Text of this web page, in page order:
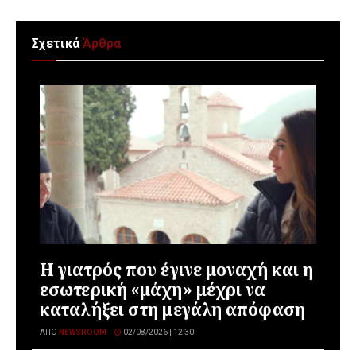
ΣχετικάΆρθρα
Η γιατρός που έγινε μοναχή και η
εσωτερική «μάχη» μέχρι να
καταλήξει στη μεγάλη απόφαση
ΑΠΌ NEWSROOM 02/08/2026 | 12:30